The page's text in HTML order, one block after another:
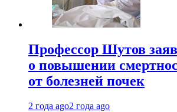
Профессор Шутов
о повышении
от болезней почек
2 года ago2 года ago